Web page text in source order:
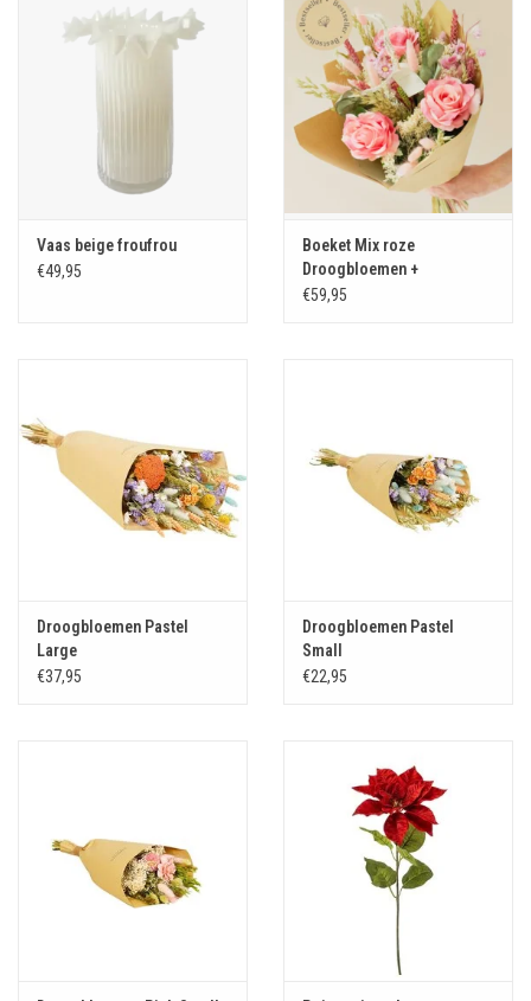
Vaas beige froufrou
€49,95
Boeket Mix roze
Droogbloemen +
zijdebloemen
€59,95
Droogbloemen Pastel
Large
€37,95
Droogbloemen Pastel
Small
€22,95